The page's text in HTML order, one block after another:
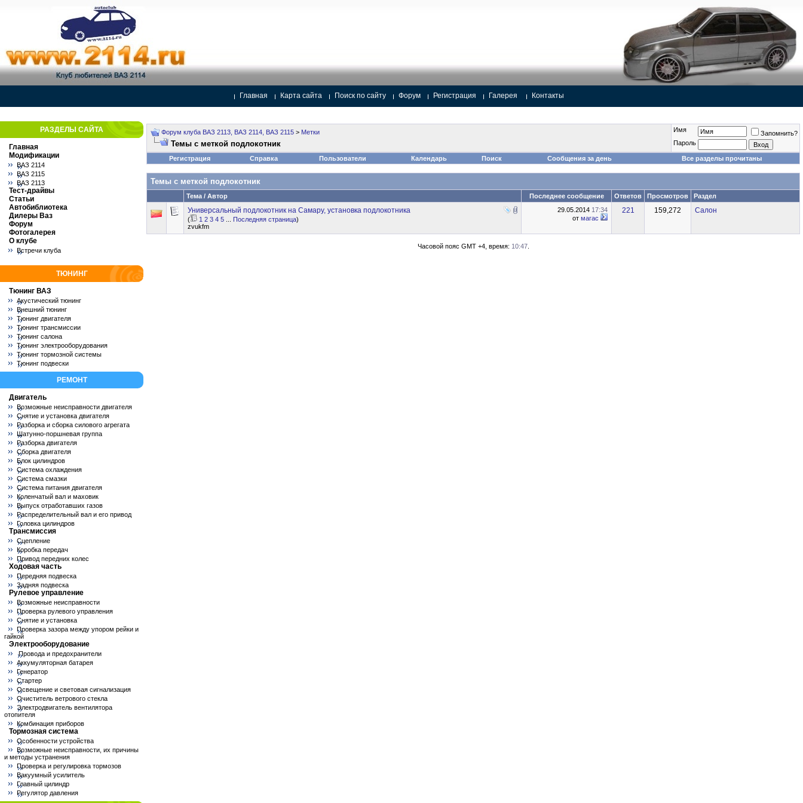
Главная Карта сайта Поиск по сайту Форум Регистрация Галерея Контакты
РАЗДЕЛЫ САЙТА
Главная
Модификации
ВАЗ 2114
ВАЗ 2115
ВАЗ 2113
Тест-драйвы
Статьи
Автобиблиотека
Дилеры Ваз
Форум
Фотогалерея
О клубе
Встречи клуба
ТЮНИНГ
Тюнинг ВАЗ
Акустический тюнинг
Внешний тюнинг
Тюнинг двигателя
Тюнинг трансмиссии
Тюнинг салона
Тюнинг электрооборудования
Тюнинг тормозной системы
Тюнинг подвески
РЕМОНТ
Двигатель
Возможные неисправности двигателя
Снятие и установка двигателя
Разборка и сборка силового агрегата
Шатунно-поршневая группа
Разборка двигателя
Сборка двигателя
Блок цилиндров
Система охлаждения
Система смазки
Система питания двигателя
Коленчатый вал и маховик
Выпуск отработавших газов
Распределительный вал и его привод
Головка цилиндров
Трансмиссия
Сцепление
Коробка передач
Привод передних колес
Ходовая часть
Передняя подвеска
Задняя подвеска
Рулевое управление
Возможные неисправности
Проверка рулевого управления
Снятие и установка
Проверка зазора между упором рейки и
гайкой
Электрооборудование
Провода и предохранители
Аккумуляторная батарея
Генератор
Стартер
Освещение и световая сигнализация
Очиститель ветрового стекла
Электродвигатель вентилятора
отопителя
Комбинация приборов
Тормозная система
Особенности устройства
Возможные неисправности, их причины
и методы устранения
Проверка и регулировка тормозов
Вакуумный усилитель
Главный цилиндр
Регулятор давления
Форум клуба ВАЗ 2113, ВАЗ 2114, ВАЗ 2115 > Метки
Темы с меткой подлокотник
Имя
Запомнить?
Пароль
Регистрация Справка Пользователи Календарь Поиск Сообщения за день Все разделы прочитаны
Темы с меткой подлокотник
Тема / Автор Последнее сообщение Ответов Просмотров Раздел
Универсальный подлокотник на Самару, установка подлокотника
( 1 2 3 4 5 Последняя страница)
zvukfm
29.05.2014 17:34
от магас
221 159,272 Салон
Часовой пояс GMT +4, время: 10:47.